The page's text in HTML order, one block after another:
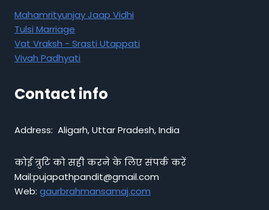
Mahamrityunjay Jaap Vidhi
Tulsi Marriage
Vat Vraksh - Srasti Utappati
Vivah Padhyati
Contact info
Address: Aligarh, Uttar Pradesh, India
कोई त्रुटि को सही करने के लिए संपर्क करें
Mail:pujapathpandit@gmail.com
Web: gaurbrahmansamaj.com